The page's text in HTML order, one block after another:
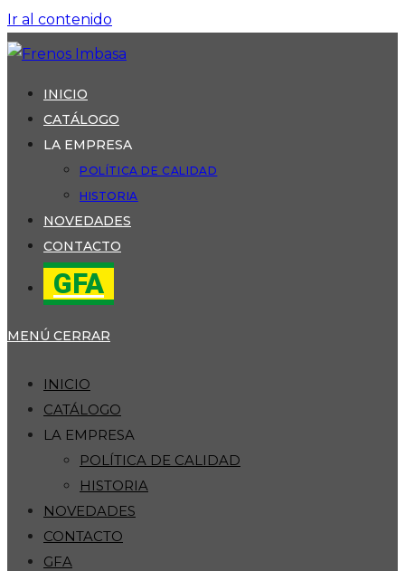
Ir al contenido
INICIO
CATÁLOGO
LA EMPRESA
POLÍTICA DE CALIDAD
HISTORIA
NOVEDADES
CONTACTO
GFA
MENÚ CERRAR
INICIO
CATÁLOGO
LA EMPRESA
POLÍTICA DE CALIDAD
HISTORIA
NOVEDADES
CONTACTO
GFA